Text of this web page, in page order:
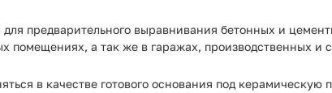
предварительного выравнивания бетонных и
помещениях, а так же в гаражах, производственных
в качестве готового основания под